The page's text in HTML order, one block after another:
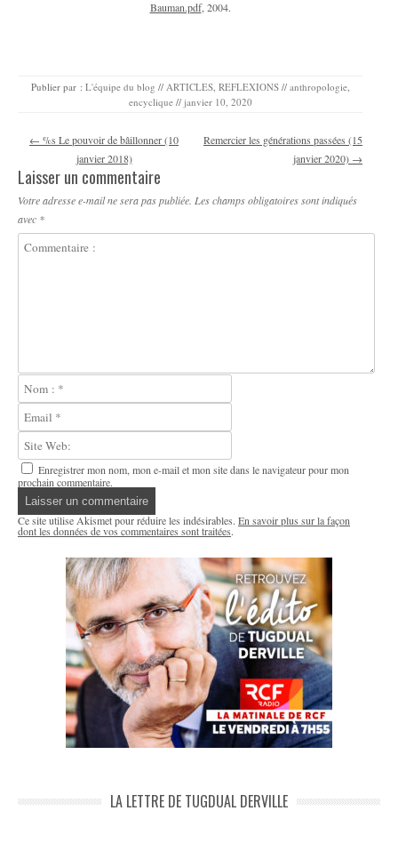
Bauman.pdf, 2004.
Publier par : L'équipe du blog // ARTICLES, REFLEXIONS // anthropologie,
encyclique // janvier 10, 2020
Navigation des articles
← %s Le pouvoir de bâillonner (10
janvier 2018)
Remercier les générations passées (15
janvier 2020) →
Laisser un commentaire
Votre adresse e-mail ne sera pas publiée. Les champs obligatoires sont indiqués
avec *
Enregistrer mon nom, mon e-mail et mon site dans le navigateur pour mon
prochain commentaire.
Ce site utilise Akismet pour réduire les indésirables. En savoir plus sur la façon
dont les données de vos commentaires sont traitées.
LA LETTRE DE TUGDUAL DERVILLE